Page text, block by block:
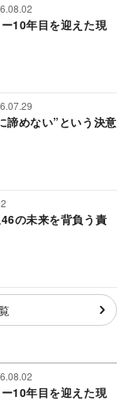
10年目を迎えた現
諦めない”という決意
の未来を背負う責
10年目を迎えた現